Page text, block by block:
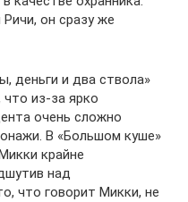
он сразу же
деньги и два ствола»
что из-за ярко
очень сложно
В «Большом куше»
крайне
над
что говорит Микки, не